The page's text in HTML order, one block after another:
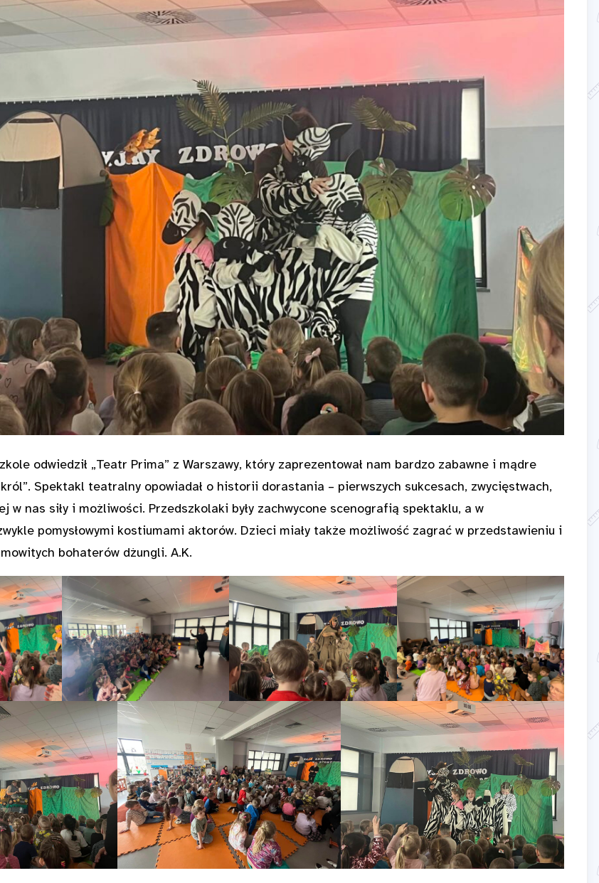
odwiedził „Teatr Prima” z Warszawy, który zaprezentował nam bardzo zabawne i mądre
Spektakl teatralny opowiadał o historii dorastania – pierwszych sukcesach, zwycięstwach,
w nas siły i możliwości. Przedszkolaki były zachwycone scenografią spektaklu, a w
pomysłowymi kostiumami aktorów. Dzieci miały także możliwość zagrać w przedstawieniu i
bohaterów dżungli. A.K.